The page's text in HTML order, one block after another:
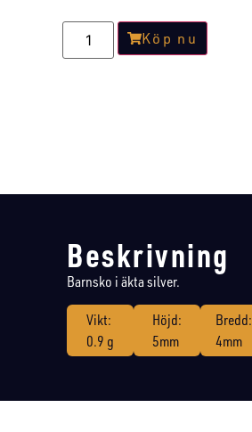
Köp nu
Beskrivning
Barnsko i äkta silver.
Vikt:
0.9 g
Höjd:
5mm
Bredd:
4mm